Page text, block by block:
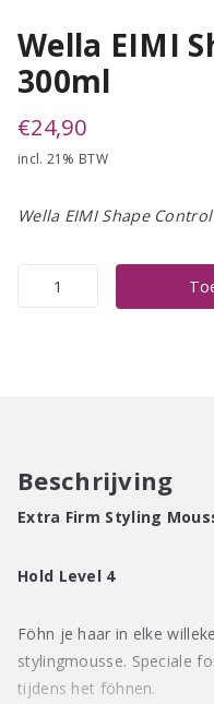
Wella EIMI
300ml
€24,90
incl. 21% BTW
Wella EIMI Shape
Beschrijving
Extra Firm Styling
Hold Level 4
Föhn je haar in elke
stylingmousse. Speciale
tijdens het föhnen.